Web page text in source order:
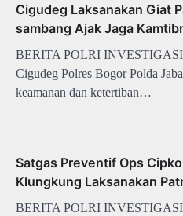
Cigudeg Laksanakan Giat
sambang Ajak Jaga
BERITA POLRI INVESTIGASI
Cigudeg Polres Bogor Polda
keamanan dan ketertiban…
Satgas Preventif Ops
Klungkung Laksanakan
BERITA POLRI INVESTIGASI